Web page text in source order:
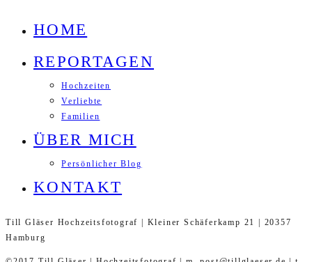
HOME
REPORTAGEN
Hochzeiten
Verliebte
Familien
ÜBER MICH
Persönlicher Blog
KONTAKT
Till Gläser Hochzeitsfotograf | Kleiner Schäferkamp 21 | 20357
Hamburg